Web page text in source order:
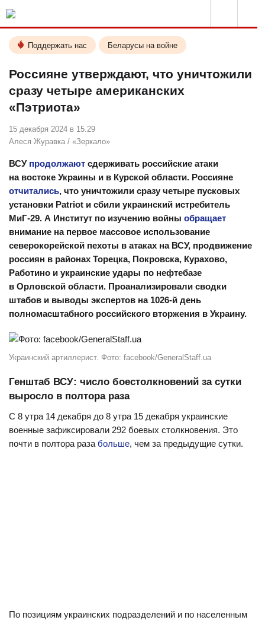
Поддержать нас Беларусы на войне
Россияне утверждают, что уничтожили
сразу четыре американских
«Пэтриота»
15 декабря 2024 в 15.29
Алеся Журавка / «Зеркало»
ВСУ продолжают сдерживать российские атаки
на востоке Украины и в Курской области. Россияне
отчитались, что уничтожили сразу четыре пусковых
установки Patriot и сбили украинский истребитель
МиГ-29. А Институт по изучению войны обращает
внимание на первое массовое использование
северокорейской пехоты в атаках на ВСУ, продвижение
россиян в районах Торецка, Покровска, Курахово,
Работино и украинские удары по нефтебазе
в Орловской области. Проанализировали сводки
штабов и выводы экспертов на 1026-й день
полномасштабного российского вторжения в Украину.
Украинский артиллерист. Фото: facebook/GeneralStaff.ua
Генштаб ВСУ: число боестолкновений за сутки
выросло в полтора раза
С 8 утра 14 декабря до 8 утра 15 декабря украинские
военные зафиксировали 292 боевых столкновения. Это
почти в полтора раза больше, чем за предыдущие сутки.
По позициям украинских подразделений и по населенным